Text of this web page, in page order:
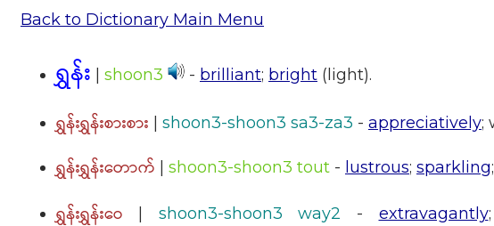
Back to Dictionary Main Menu
ရွှန်း | shoon3 - brilliant; bright (light).
ရွှန်းရွှန်းစားစား | shoon3-shoon3 sa3-za3 - appreciatively;
ရွှန်းရွှန်းတောက် | shoon3-shoon3 tout - lustrous; sparkling;
ရွှန်းရွှန်းဝေ | shoon3-shoon3 way2 - extravagantly